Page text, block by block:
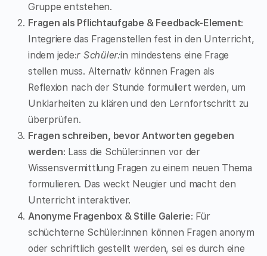
Gruppe entstehen.
Fragen als Pflichtaufgabe & Feedback-Element:
Integriere das Fragenstellen fest in den Unterricht,
indem jede:r Schüler:in mindestens eine Frage
stellen muss. Alternativ können Fragen als
Reflexion nach der Stunde formuliert werden, um
Unklarheiten zu klären und den Lernfortschritt zu
überprüfen.
Fragen schreiben, bevor Antworten gegeben
werden: Lass die Schüler:innen vor der
Wissensvermittlung Fragen zu einem neuen Thema
formulieren. Das weckt Neugier und macht den
Unterricht interaktiver.
Anonyme Fragenbox & Stille Galerie: Für
schüchterne Schüler:innen können Fragen anonym
oder schriftlich gestellt werden, sei es durch eine